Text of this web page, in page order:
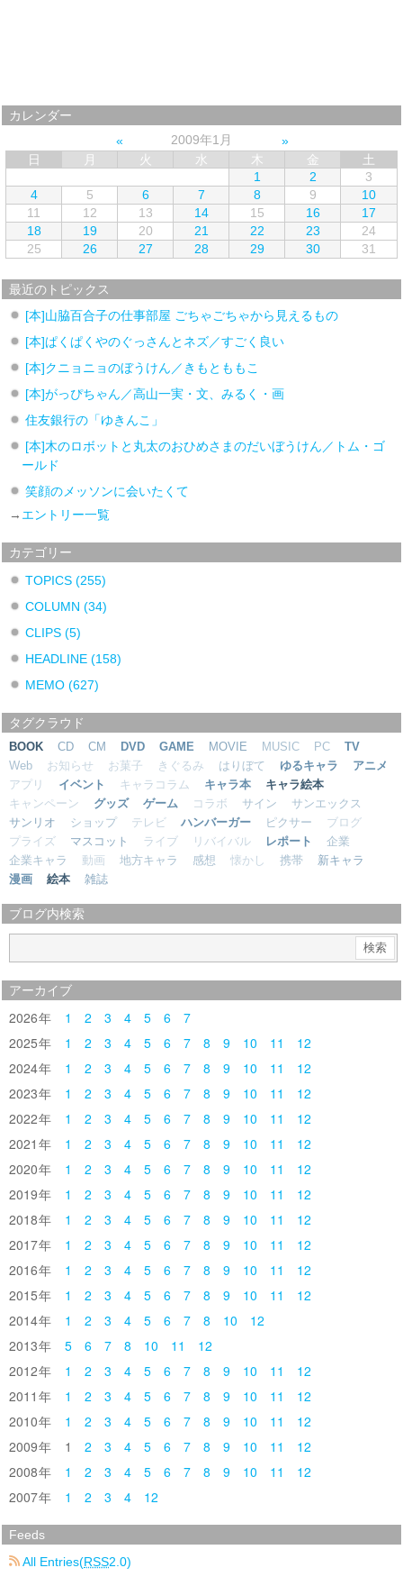
カレンダー
2009年1月
日
月 火 水 木 金
土
1
2
3
4
5 6 7 8 9
10
11
12 13 14 15 16
17
18
19 20 21 22 23
24
25
26 27 28 29 30 31
最近のトピックス
[本]山脇百合子の仕事部屋 ごちゃごちゃから見えるもの
[本]ぱくぱくやのぐっさんとネズ／すごく良い
[本]クニョニョのぼうけん／きもとももこ
[本]がっぴちゃん／高山一実・文、みるく・画
住友銀行の「ゆきんこ」
[本]木のロボットと丸太のおひめさまのだいぼうけん／トム・ゴ
ールド
笑顔のメッソンに会いたくて
→ エントリー一覧
カテゴリー
TOPICS(255)
COLUMN(34)
CLIPS(5)
HEADLINE(158)
MEMO(627)
タグクラウド
BOOK CD CM DVD GAME MOVIE MUSIC PC
TV
Web
お知らせ お菓子 きぐるみ はりぼて ゆるキャラ
アニメ
アプリ
イベント キャラコラム キャラ本
キャラ絵本
キャンペーン
グッズ ゲーム コラボ サイン
サンエックス
サンリオ
ショップ テレビ ハンバーガー ピクサー
ブログ
プライズ
マスコット ライブ リバイバル レポート
企業
企業キャラ
動画 地方キャラ 感想 懐かし 携帯
新キャラ
漫画
絵本 雑誌
ブログ内検索
アーカイブ
2026 1 2 3 4 5 6
7
2025
1 2 3 4 5 6 7 8 9 10 11
12
2024
1 2 3 4 5 6 7 8 9 10 11
12
2023
1 2 3 4 5 6 7 8 9 10 11
12
2022
1 2 3 4 5 6 7 8 9 10 11
12
2021
1 2 3 4 5 6 7 8 9 10 11
12
2020
1 2 3 4 5 6 7 8 9 10 11
12
2019
1 2 3 4 5 6 7 8 9 10 11
12
2018
1 2 3 4 5 6 7 8 9 10 11
12
2017
1 2 3 4 5 6 7 8 9 10 11
12
2016
1 2 3 4 5 6 7 8 9 10 11
12
2015
1 2 3 4 5 6 7 8 9 10 11
12
2014
1 2 3 4 5 6 7 8 10
12
2013
5 6 7 8 10 11
12
2012
1 2 3 4 5 6 7 8 9 10 11
12
2011
1 2 3 4 5 6 7 8 9 10 11
12
2010
1 2 3 4 5 6 7 8 9 10 11
12
2009
1 2 3 4 5 6 7 8 9 10 11
12
2008
1 2 3 4 5 6 7 8 9 10 11
12
2007
1 2 3 4 12
Feeds
All Entries(RSS2.0)